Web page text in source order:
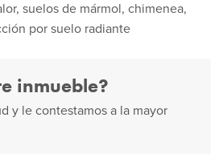
suelos de mármol, chimenea,
por suelo radiante
inmueble?
y le contestamos a la mayor